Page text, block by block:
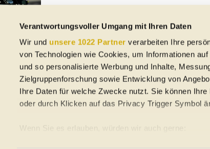
Verantwortungsvoller Umgang mit Ihren Daten
Wir und unsere 1022 Partner verarbeiten Ihre
von Technologien wie Cookies, um Informationen
und so personalisierte Werbung und Inhalte,
Zielgruppenforschung sowie Entwicklung von
Ihre Daten für welche Zwecke nutzt. Sie können
oder durch Klicken auf das Privacy Trigger Symbol
Wenn Sie es erlauben, würden wir auch gerne: